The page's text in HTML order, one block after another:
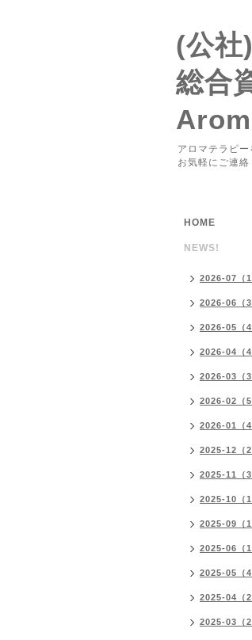
(公社
総合
アロマテラピ
お気軽にご連
HOME
NEWS!
2026-07（1
2026-06（3
2026-05（4
2026-04（4
2026-03（3
2026-02（5
2026-01（4
2025-12（2
2025-11（3
2025-10（1
2025-09（1
2025-06（1
2025-05（4
2025-04（2
2025-03（2